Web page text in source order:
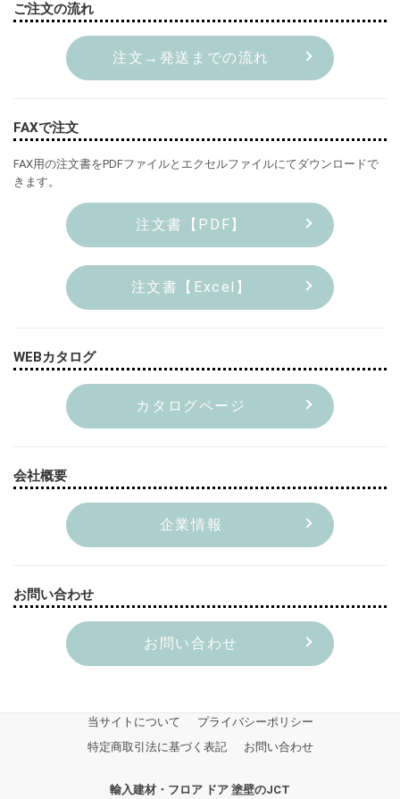
ご注文の流れ
注文→発送までの流れ
FAXで注文
FAX用の注文書をPDFファイルとエクセルファイルにてダウンロードで
きます。
注文書【PDF】
注文書【Excel】
WEBカタログ
カタログページ
会社概要
企業情報
お問い合わせ
お問い合わせ
当サイトについて
プライバシーポリシー
特定商取引法に基づく表記
お問い合わせ
輸入建材・フロア ドア 塗壁のJCT